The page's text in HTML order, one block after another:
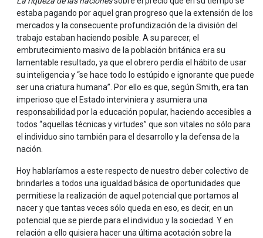
estaba pagando por aquel gran progreso que la extensión de los
mercados y la consecuente profundización de la división del
trabajo estaban haciendo posible. A su parecer, el
embrutecimiento masivo de la población británica era su
lamentable resultado, ya que el obrero perdía el hábito de usar
su inteligencia y “se hace todo lo estúpido e ignorante que puede
ser una criatura humana”. Por ello es que, según Smith, era tan
imperioso que el Estado interviniera y asumiera una
responsabilidad por la educación popular, haciendo accesibles a
todos “aquellas técnicas y virtudes” que son vitales no sólo para
el individuo sino también para el desarrollo y la defensa de la
nación.
Hoy hablaríamos a este respecto de nuestro deber colectivo de
brindarles a todos una igualdad básica de oportunidades que
permitiese la realización de aquel potencial que portamos al
nacer y que tantas veces sólo queda en eso, es decir, en un
potencial que se pierde para el individuo y la sociedad. Y en
relación a ello quisiera hacer una última acotación sobre la